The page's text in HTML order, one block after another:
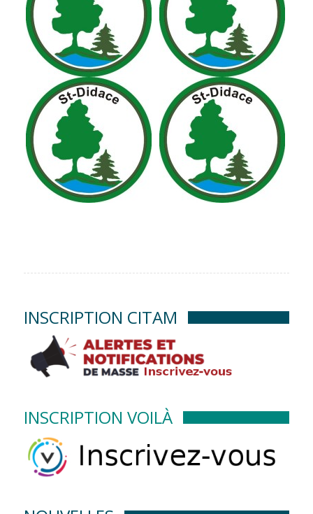
INSCRIPTION CITAM
INSCRIPTION VOILÀ